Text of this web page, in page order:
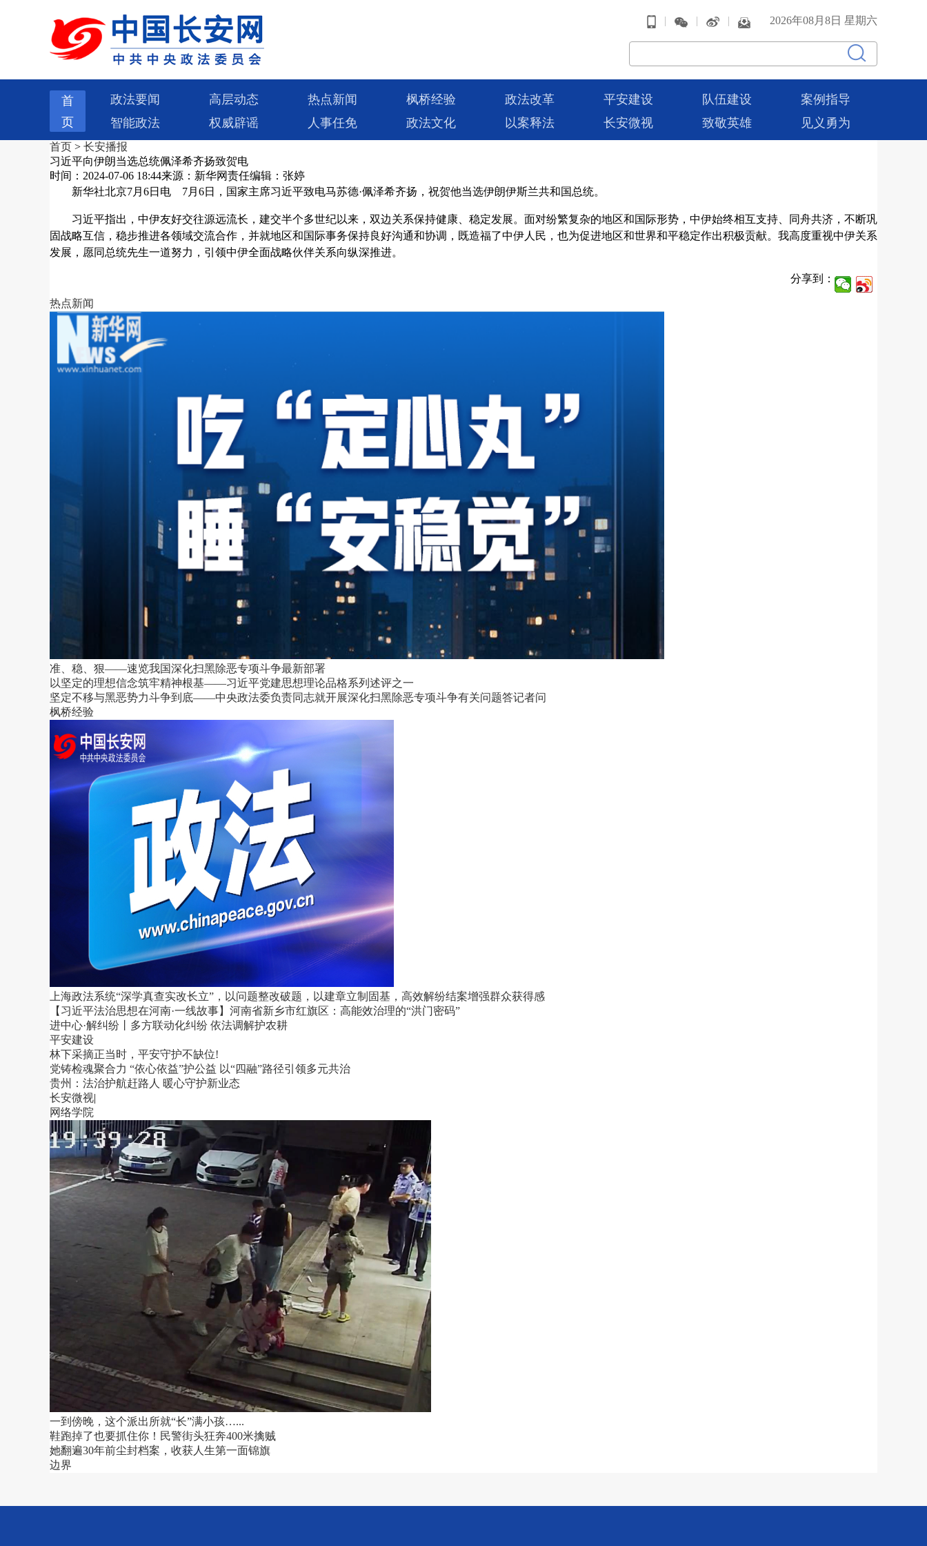
| | | 2026年08月8日 星期六
首
页
政法要闻 高层动态 热点新闻 枫桥经验 政法改革 平安建设 队伍建设
案例指导
智能政法
权威辟谣 人事任免 政法文化 以案释法 长安微视 致敬英雄 见义勇为
首页 > 长安播报
习近平向伊朗当选总统佩泽希齐扬致贺电
时间：2024-07-06 18:44来源：新华网责任编辑：张婷
新华社北京7月6日电
7月6日，国家主席习近平致电马苏德·佩泽希齐扬，祝贺他当选伊朗伊斯兰共和国总统。
习近平指出，中伊友好交往源远流长，建交半个多世纪以来，双边关系保持健康、稳定发展。面对纷繁复杂的地区和国际形势，中伊始终相互支持、同舟共济，不断巩
固战略互信，稳步推进各领域交流合作，并就地区和国际事务保持良好沟通和协调，既造福了中伊人民，也为促进地区和世界和平稳定作出积极贡献。我高度重视中伊关系
发展，愿同总统先生一道努力，引领中伊全面战略伙伴关系向纵深推进。
分享到：
热点新闻
准、稳、狠——速览我国深化扫黑除恶专项斗争最新部署
以坚定的理想信念筑牢精神根基——习近平党建思想理论品格系列述评之一
坚定不移与黑恶势力斗争到底——中央政法委负责同志就开展深化扫黑除恶专项斗争有关问题答记者问
枫桥经验
上海政法系统“深学真查实改长立”，以问题整改破题，以建章立制固基，高效解纷结案增强群众获得感
【习近平法治思想在河南·一线故事】河南省新乡市红旗区：高能效治理的“洪门密码”
进中心·解纠纷丨多方联动化纠纷 依法调解护农耕
平安建设
林下采摘正当时，平安守护不缺位!
党铸检魂聚合力 “依心依益”护公益 以“四融”路径引领多元共治
贵州：法治护航赶路人 暖心守护新业态
长安微视|
网络学院
一到傍晚，这个派出所就“长”满小孩…...
鞋跑掉了也要抓住你！民警街头狂奔400米擒贼
她翻遍30年前尘封档案，收获人生第一面锦旗
边界